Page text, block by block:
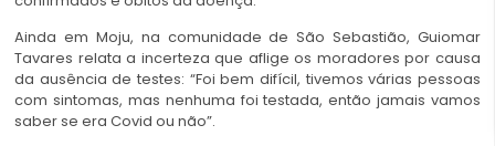
Ainda em Moju, na comunidade de São Sebastião, Guiomar
Tavares relata a incerteza que aflige os moradores por causa
da ausência de testes: “Foi bem difícil, tivemos várias pessoas
com sintomas, mas nenhuma foi testada, então jamais vamos
saber se era Covid ou não”.